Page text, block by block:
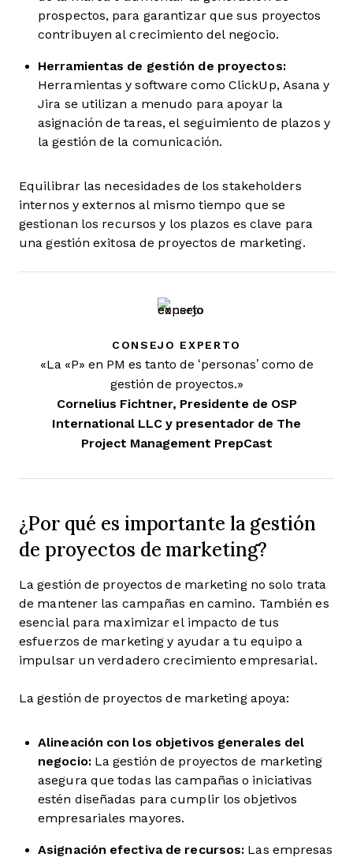
prospectos, para garantizar que sus proyectos
contribuyen al crecimiento del negocio.
Herramientas de gestión de proyectos:
Herramientas y software como ClickUp, Asana y
Jira se utilizan a menudo para apoyar la
asignación de tareas, el seguimiento de plazos y
la gestión de la comunicación.
Equilibrar las necesidades de los stakeholders
internos y externos al mismo tiempo que se
gestionan los recursos y los plazos es clave para
una gestión exitosa de proyectos de marketing.
CONSEJO EXPERTO
«La «P» en PM es tanto de ‘personas’ como de
gestión de proyectos.»
Cornelius Fichtner, Presidente de OSP
International LLC y presentador de The
Project Management PrepCast
¿Por qué es importante la gestión
de proyectos de marketing?
La gestión de proyectos de marketing no solo trata
de mantener las campañas en camino. También es
esencial para maximizar el impacto de tus
esfuerzos de marketing y ayudar a tu equipo a
impulsar un verdadero crecimiento empresarial.
La gestión de proyectos de marketing apoya:
Alineación con los objetivos generales del
negocio:La gestión de proyectos de marketing
asegura que todas las campañas o iniciativas
estén diseñadas para cumplir los objetivos
empresariales mayores.
Asignación efectiva de recursos: Las empresas